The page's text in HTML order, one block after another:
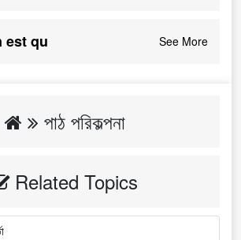
est qu See More
পাঠ পরিকল্পনা
Related Topics